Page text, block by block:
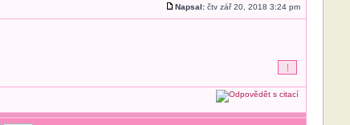
Napsal:čtv zář 20, 2018 3:24 pm